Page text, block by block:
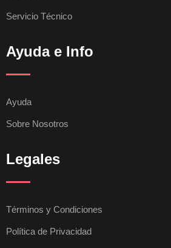
Servicio Técnico
Ayuda e Info
Ayuda
Sobre Nosotros
Legales
Términos y Condiciones
Política de Privacidad